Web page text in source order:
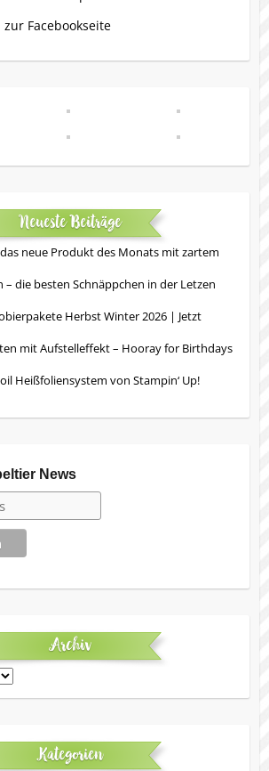
zur Facebookseite
Neueste Beiträge
das neue Produkt des Monats mit zartem
– die besten Schnäppchen in der Letzen
Herbst Winter 2026 | Jetzt
mit Aufstelleffekt – Hooray for Birthdays
Heißfoliensystem von Stampin‘ Up!
News
Archiv
Kategorien